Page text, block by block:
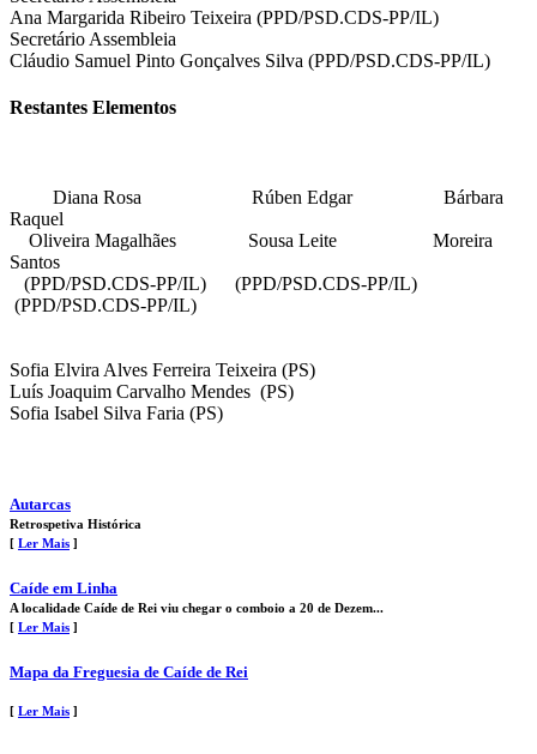
Ana Margarida Ribeiro Teixeira (PPD/PSD.CDS-PP/IL)
Secretário Assembleia
Cláudio Samuel Pinto Gonçalves Silva (PPD/PSD.CDS-PP/IL)
Restantes Elementos
Diana Rosa Rúben Edgar Bárbara
Raquel
Oliveira Magalhães Sousa Leite Moreira
Santos
(PPD/PSD.CDS-PP/IL) (PPD/PSD.CDS-PP/IL)
(PPD/PSD.CDS-PP/IL)
Sofia Elvira Alves Ferreira Teixeira (PS)
Luís Joaquim Carvalho Mendes (PS)
Sofia Isabel Silva Faria (PS)
Autarcas
Retrospetiva Histórica
[ Ler Mais ]
Caíde em Linha
A localidade Caíde de Rei viu chegar o comboio a 20 de Dezem...
[ Ler Mais ]
Mapa da Freguesia de Caíde de Rei
[ Ler Mais ]